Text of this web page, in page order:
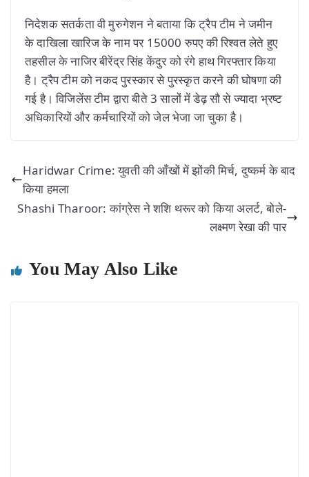
निदेशक सतर्कता वी मुरुगेशन ने बताया कि ट्रैप टीम ने जमीन
के दाखिला खारिज के नाम पर 15000 रुपए की रिश्वत लेते हुए
तहसील के नाजिर बीरेंद्र सिंह केंदुर को रंगे हाथ गिरफ्तार किया
है। ट्रैप टीम को नकद पुरस्कार से पुरस्कृत करने की घोषणा की
गई है। विजिलेंस टीम द्वारा बीते 3 सालों में डेढ़ सौ से ज्यादा भ्रष्ट
अधिकारियों और कर्मचारियों को जेल भेजा जा चुका है।
Haridwar Crime: युवती की आँखों में झोंकी मिर्च, दुष्कर्म के बाद
किया हमला
Shashi Tharoor: कांग्रेस ने शशि थरूर को किया अलर्ट, बोले-
लक्ष्मण रेखा की पार
You May Also Like